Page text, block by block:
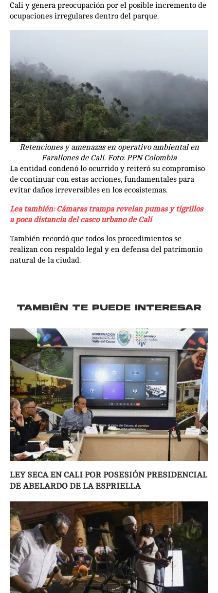
Cali y genera preocupación por el posible incremento de
ocupaciones irregulares dentro del parque.
Retenciones y amenazas en operativo ambiental en
Farallones de Cali. Foto: PPN Colombia
La entidad condenó lo ocurrido y reiteró su compromiso
de continuar con estas acciones, fundamentales para
evitar daños irreversibles en los ecosistemas.
Lea también: Cámaras trampa revelan pumas y tigrillos
a poca distancia del casco urbano de Cali
También recordó que todos los procedimientos se
realizan con respaldo legal y en defensa del patrimonio
natural de la ciudad.
TAMBIÉN TE PUEDE INTERESAR
LEY SECA EN CALI POR POSESIÓN PRESIDENCIAL
DE ABELARDO DE LA ESPRIELLA